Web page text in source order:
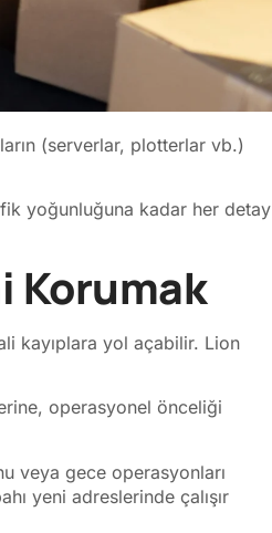
(serverlar, plotterlar vb.)
yoğunluğuna kadar her detay
Korumak
kayıplara yol açabilir. Lion
operasyonel önceliği
veya gece operasyonları
yeni adreslerinde çalışır